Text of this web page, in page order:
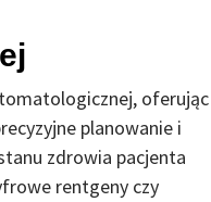
oferując
planowanie i
zdrowia pacjenta
rentgeny czy